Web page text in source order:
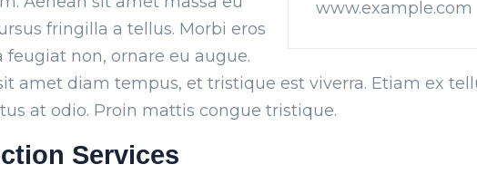
www.example.com
fringilla a tellus. Morbi eros
feugiat non, ornare eu augue.
amet diam tempus, et tristique est viverra. Etiam ex
at odio. Proin mattis congue tristique.
Services